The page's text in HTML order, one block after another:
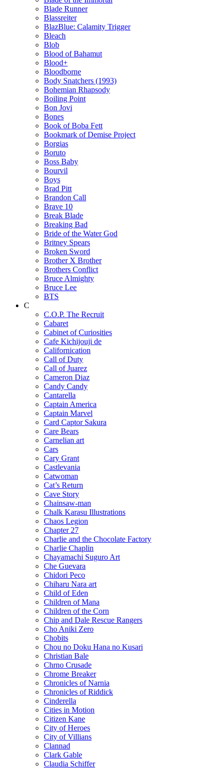
Blade Runner
Blassreiter
BlazBlue: Calamity Trigger
Bleach
Blob
Blood of Bahamut
Blood+
Bloodborne
Body Snatchers (1993)
Bohemian Rhapsody
Boiling Point
Bon Jovi
Bones
Book of Boba Fett
Bookmark of Demise Project
Borgias
Boruto
Boss Baby
Bourvil
Boys
Brad Pitt
Brandon Call
Brave 10
Break Blade
Breaking Bad
Bride of the Water God
Britney Spears
Broken Sword
Brother X Brother
Brothers Conflict
Bruce Almighty
Bruce Lee
BTS
C
C.O.P. The Recruit
Cabaret
Cabinet of Curiosities
Cafe Kichijouji de
Californication
Call of Duty
Call of Juarez
Cameron Diaz
Candy Candy
Cantarella
Captain America
Captain Marvel
Card Captor Sakura
Care Bears
Carnelian art
Cars
Cary Grant
Castlevania
Catwoman
Cat’s Return
Cave Story
Chainsaw-man
Chalk Karasu Illustrations
Chaos Legion
Chapter 27
Charlie and the Chocolate Factory
Charlie Chaplin
Chayamachi Suguro Art
Che Guevara
Chidori Peco
Chiharu Nara art
Child of Eden
Children of Mana
Children of the Corn
Chip and Dale Rescue Rangers
Cho Aniki Zero
Chobits
Chou no Doku Hana no Kusari
Christian Bale
Chrno Crusade
Chrome Breaker
Chronicles of Narnia
Chronicles of Riddick
Cinderella
Cities in Motion
Citizen Kane
City of Heroes
City of Villians
Clannad
Clark Gable
Claudia Schiffer